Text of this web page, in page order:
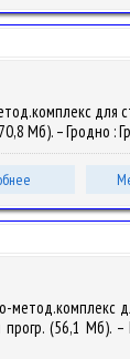
для
Мб). – Гродно
метод.комплекс
(56,1 Мб).